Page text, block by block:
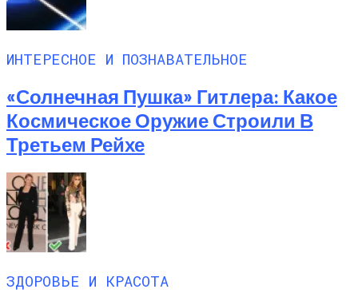
ИНТЕРЕСНОЕ И ПОЗНАВАТЕЛЬНОЕ
«Солнечная Пушка» Гитлера: Какое
Космическое Оружие Строили В
Третьем Рейхе
ЗДОРОВЬЕ И КРАСОТА